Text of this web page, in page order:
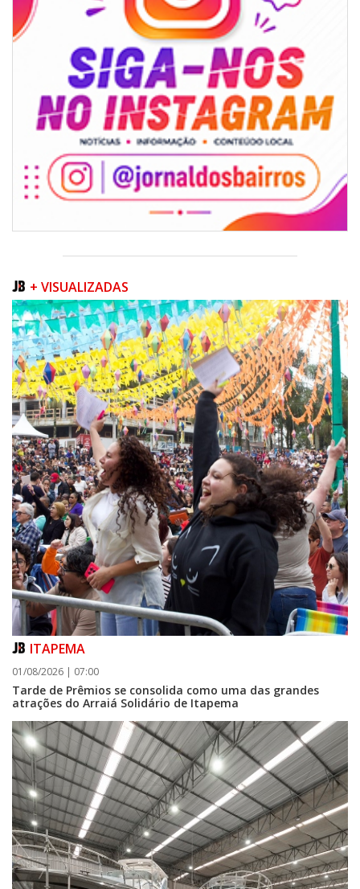
06/08/2026 | 07:00
Camboriú inicia obra que ampliará conexão entre vias e reforçará
mobilidade urbana
PORTO BELO
06/08/2026 | 07:00
Porto Belo abre inscrições para entidades da sociedade civil participarem
da composição do Conselho Municipal da Habitação
+ VISUALIZADAS
ITAPEMA
01/08/2026 | 07:00
Tarde de Prêmios se consolida como uma das grandes
atrações do Arraiá Solidário de Itapema